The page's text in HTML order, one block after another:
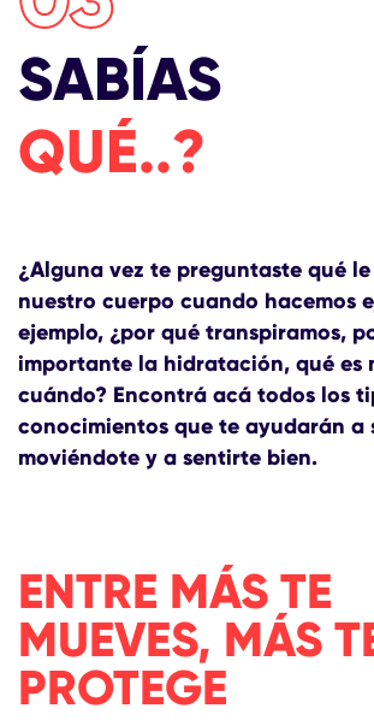
SABÍAS
QUÉ..?
¿Alguna vez te preguntaste qué
nuestro cuerpo cuando hacemos
ejemplo, ¿por qué transpiramos,
importante la hidratación, qué es
cuándo? Encontrá acá todos los
conocimientos que te ayudarán a
moviéndote y a sentirte bien.
ENTRE MÁS TE
MUEVES, MÁS
PROTEGE